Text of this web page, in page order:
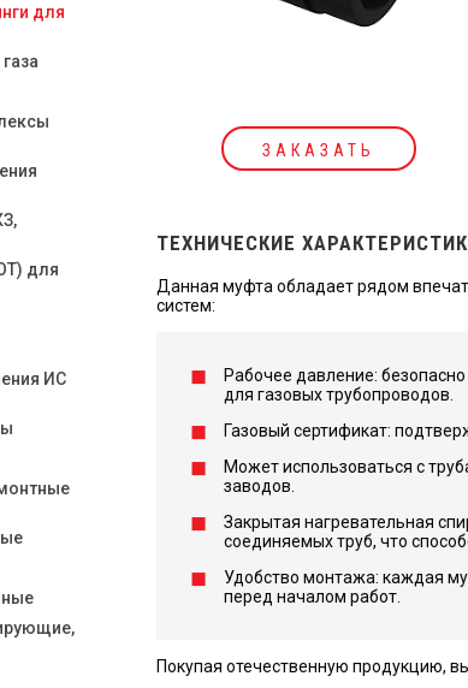
для
для
ИС
ЗАКАЗАТЬ
ТЕХНИЧЕСКИЕ
Данная муфта обладает рядом
систем:
Рабочее давление:
для газовых трубопроводов.
Газовый сертификат:
Может использоваться с
заводов.
Закрытая нагревательная
соединяемых труб, что
Удобство монтажа: каждая
перед началом работ.
Покупая отечественную продукцию,